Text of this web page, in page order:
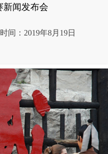
时间：2019年8月19日
新闻发布会